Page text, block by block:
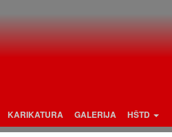
KARIKATURA GALERIJA HŠTD